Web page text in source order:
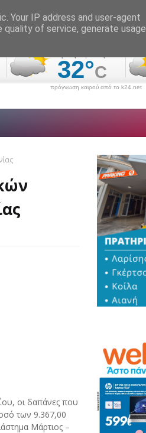
πρόγνωση καιρού από το k24.net
οι δαπάνες που
των 9.367,00
Μάρτιος –
Your IP address and user-agent
of service, generate usage